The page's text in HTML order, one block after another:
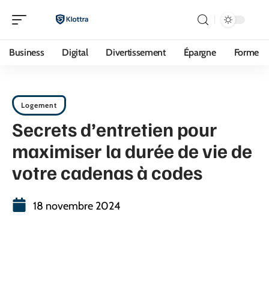
Business Digital Divertissement Épargne Forme
Logement
Secrets d’entretien pour
maximiser la durée de vie de
votre cadenas à codes
18 novembre 2024